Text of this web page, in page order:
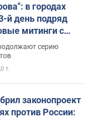
в городах
й день подряд
митинги с
и видеосерию
т.
законопроект
против России: